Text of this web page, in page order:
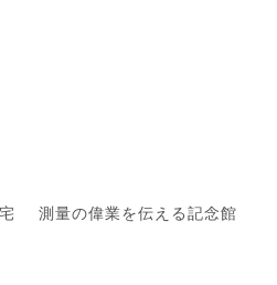
測量の偉業を伝える記念館